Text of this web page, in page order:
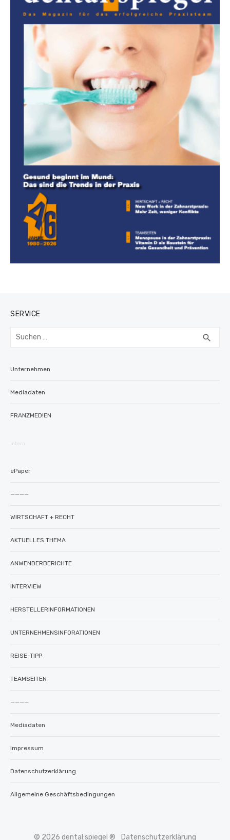
SERVICE
Suchen
search
Unternehmen
Mediadaten
FRANZMED!EN
intern
ePaper
————
WIRTSCHAFT + RECHT
AKTUELLES THEMA
ANWENDERBERICHTE
INTERVIEW
HERSTELLERINFORMATIONEN
UNTERNEHMENSINFORATIONEN
REISE-TIPP
TEAMSEITEN
————
Mediadaten
Impressum
Datenschutzerklärung
Allgemeine Geschäftsbedingungen
© 2026 dental:spiegel ® Datenschutzerklärung